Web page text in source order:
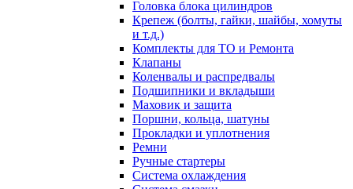
Головка блока цилиндров
Крепеж (болты, гайки, шайбы, хомуты
и т.д.)
Комплекты для ТО и Ремонта
Клапаны
Коленвалы и распредвалы
Подшипники и вкладыши
Маховик и защита
Поршни, кольца, шатуны
Прокладки и уплотнения
Ремни
Ручные стартеры
Система охлаждения